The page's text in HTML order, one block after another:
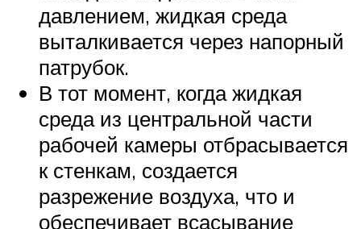
давлением, жидкая среда
выталкивается через напорный
патрубок.
В тот момент, когда жидкая
среда из центральной части
рабочей камеры отбрасывается
к стенкам, создается
разрежение воздуха, что и
обеспечивает всасывание